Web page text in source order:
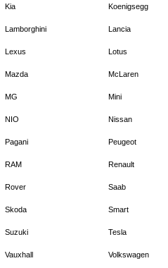
Kia Koenigsegg
Lamborghini Lancia
Lexus Lotus
Mazda McLaren
MG Mini
NIO Nissan
Pagani Peugeot
RAM Renault
Rover Saab
Skoda Smart
Suzuki Tesla
Vauxhall Volkswagen